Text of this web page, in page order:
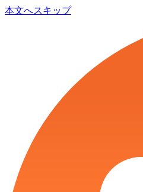
本文へスキップ